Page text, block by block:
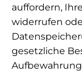
auffordern,
widerrufen
gesetzliche